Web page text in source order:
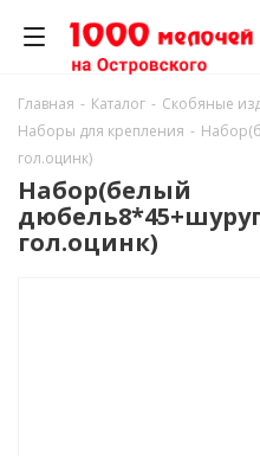
Главная - Каталог - Скобяные
Наборы для крепления -
гол.оцинк)
Набор(белый
гол.оцинк)